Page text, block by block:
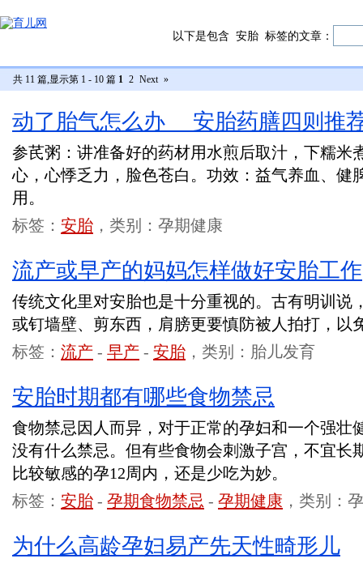
以下是包含 安胎 标签的文章：
共 11 篇,显示第 1 - 10 篇 1 2 Next »
动了胎气怎么办 安胎药膳四则推
参芪粥：讲准备好的药材用水煎后取汁，下糯米
心，心悸乏力，脸色苍白。功效：益气养血、健
用。
标签： 安胎 ，类别：孕期健康
流产或早产的妈妈怎样做好安胎工作
传统文化里对安胎也是十分重视的。古有明训说
或钉墙壁、剪东西，肩膀更要慎防被人拍打，以
标签： 流产 - 早产 - 安胎 ，类别：胎儿发育
安胎时期都有哪些食物禁忌
食物禁忌因人而异，对于正常的孕妇和一个强壮
没有什么禁忌。但有些食物会刺激子宫，不宜长
比较敏感的孕12周内，还是少吃为妙。
标签： 安胎 - 孕期食物禁忌 - 孕期健康 ，类别：
为什么高龄孕妇易产先天性畸形儿